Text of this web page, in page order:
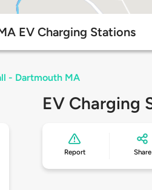
EV Charging Stations
- Dartmouth MA
EV Charging
Report Share